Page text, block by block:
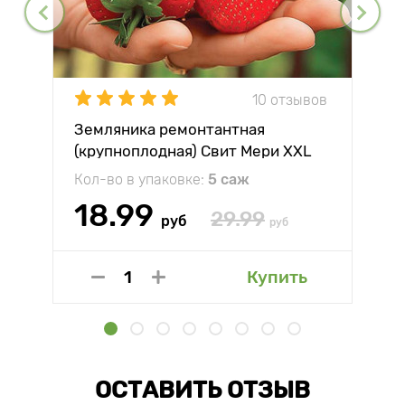
10 отзывов
Земляника ремонтантная
(крупноплодная) Свит Мери XXL
Кол-во в упаковке: 5 саж
18.99 руб 29.99 руб
Купить
ОСТАВИТЬ ОТЗЫВ